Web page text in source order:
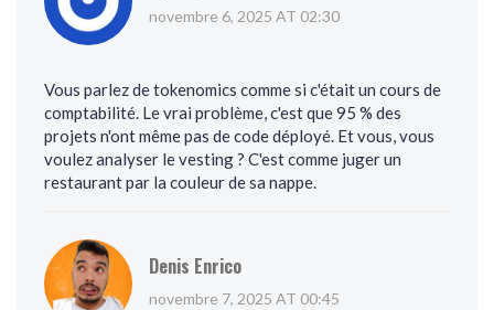
novembre 6, 2025 AT 02:30
Vous parlez de tokenomics comme si c'était un cours de
comptabilité. Le vrai problème, c'est que 95 % des
projets n'ont même pas de code déployé. Et vous, vous
voulez analyser le vesting ? C'est comme juger un
restaurant par la couleur de sa nappe.
Denis Enrico
novembre 7, 2025 AT 00:45